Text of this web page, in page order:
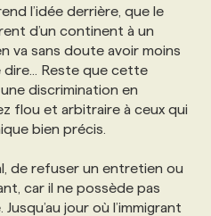
l’idée derrière, que le
d’un continent à un
va sans doute avoir moins
dire... Reste que cette
discrimination en
flou et arbitraire à ceux qui
bien précis.
de refuser un entretien ou
car il ne possède pas
jour où l’immigrant